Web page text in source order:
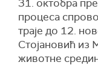
31. октобра
процеса
траје до 12.
Стојановић из
животне